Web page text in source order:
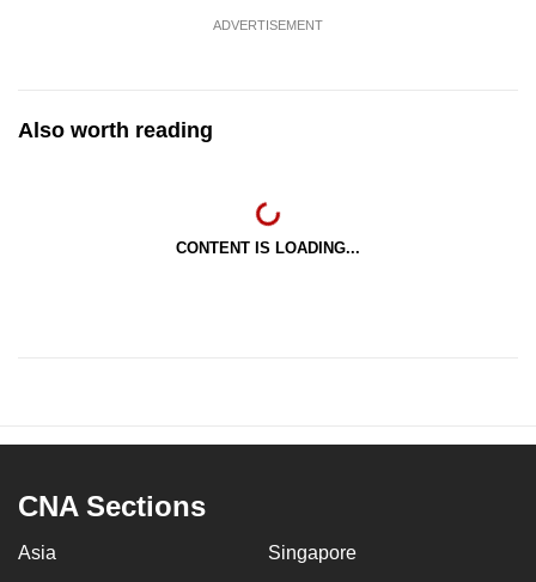
ADVERTISEMENT
Also worth reading
CONTENT IS LOADING...
CNA Sections
Asia Singapore